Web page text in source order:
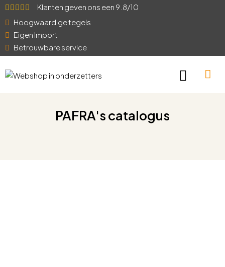
Klanten geven ons een 9.8/10
Hoogwaardige tegels
Eigen Import
Betrouwbare service
PAFRA's catalogus